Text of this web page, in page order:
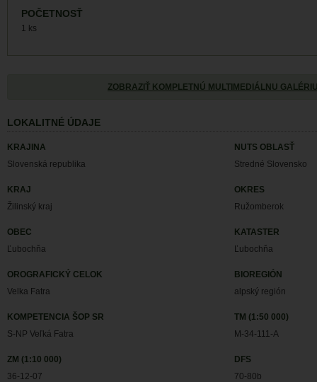
POČETNOSŤ
1 ks
ZOBRAZIŤ KOMPLETNÚ MULTIMEDIÁLNU
LOKALITNÉ ÚDAJE
KRAJINA
Slovenská republika
NUTS OBLASŤ
Stredné Slovensko
KRAJ
Žilinský kraj
OKRES
Ružomberok
OBEC
Ľubochňa
KATASTER
Ľubochňa
OROGRAFICKÝ CELOK
Velka Fatra
BIOREGIÓN
alpský región
KOMPETENCIA ŠOP SR
S-NP Veľká Fatra
TM (1:50 000)
M-34-111-A
ZM (1:10 000)
36-12-07
DFS
70-80b